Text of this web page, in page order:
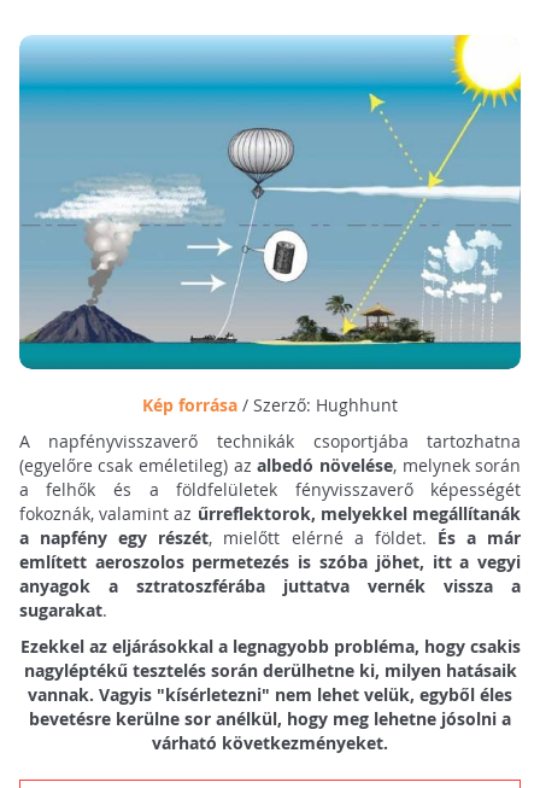
Kép forrása / Szerző: Hughhunt
A napfényvisszaverő technikák csoportjába tartozhatna
(egyelőre csak eméletileg) azalbedó növelése, melynek során
a felhők és a földfelületek fényvisszaverő képességét
fokoznák, valamint az űrreflektorok, melyekkel megállítanák
a napfény egy részét, mielőtt elérné a földet. És a már
említett aeroszolos permetezés is szóba jöhet, itt a vegyi
anyagok a sztratoszférába juttatva vernék vissza a
sugarakat.
Ezekkel az eljárásokkal a legnagyobb probléma, hogy csakis
nagyléptékű tesztelés során derülhetne ki, milyen hatásaik
vannak. Vagyis "kísérletezni" nem lehet velük, egyből éles
bevetésre kerülne sor anélkül, hogy meg lehetne jósolni a
várható következményeket.